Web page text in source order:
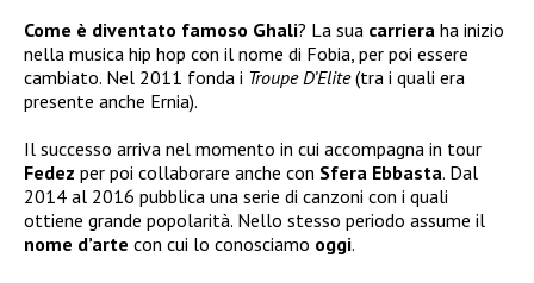
Come è diventato famoso Ghali? La sua carriera ha inizio
nella musica hip hop con il nome di Fobia, per poi essere
cambiato. Nel 2011 fonda i Troupe D’Elite(tra i quali era
presente anche Ernia).
Il successo arriva nel momento in cui accompagna in tour
Fedez per poi collaborare anche con Sfera Ebbasta. Dal
2014 al 2016 pubblica una serie di canzoni con i quali
ottiene grande popolarità. Nello stesso periodo assume il
nome d’arte con cui lo conosciamo oggi.